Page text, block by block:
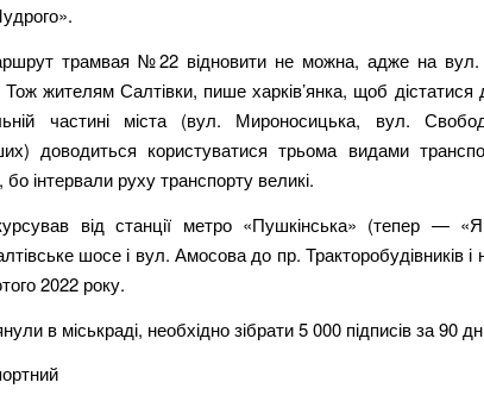
трамвая №22 відновити не можна, адже на вул.
жителям Салтівки, пише харків’янка, щоб дістатися
частині міста (вул. Мироносицька, вул.
доводиться користуватися трьома видами
інтервали руху транспорту великі.
від станції метро «Пушкінська» (тепер —
шосе і вул. Амосова до пр. Тракторобудівників і
2022 року.
в міськраді, необхідно зібрати 5 000 підписів за 90